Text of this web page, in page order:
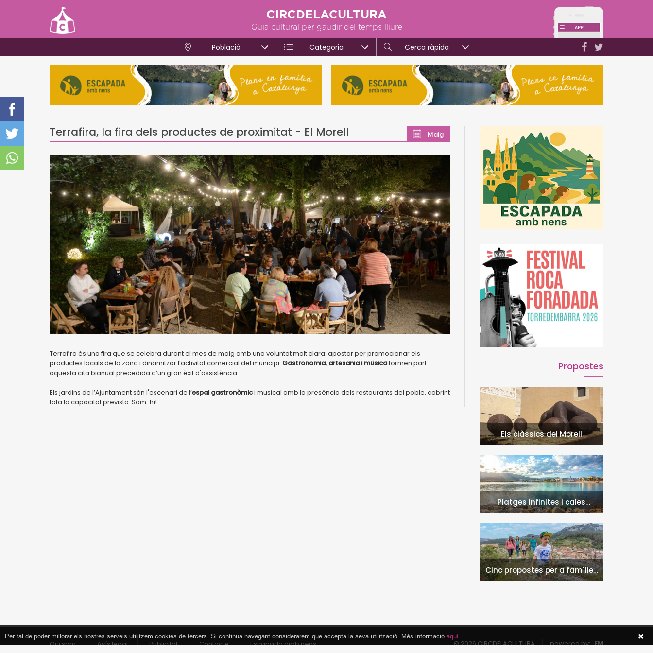
CIRCDELACULTURA
Guia cultural per gaudir del temps lliure
Població Categoria Cerca ràpida
Terrafira, la fira dels productes de proximitat - El Morell Maig
Terrafira és una fira que se celebra durant el mes de maig amb una voluntat molt clara: apostar per promocionar els
productes locals de la zona i dinamitzar l’activitat comercial del municipi. Gastronomia, artesania i músicaformen part
aquesta cita bianual precedida d’un gran èxit d'assistència.
Els jardins de l’Ajuntament són l'escenari de l’espai gastronòmici musical amb la presència dels restaurants del poble, cobrint
tota la capacitat prevista. Som-hi!
Propostes
Els clàssics del Morell
Platges infinites i cales
naturals a l'Hospitalet de
l'Infant i la Vall de Llors
Cinc propostes per a famílies
a l'Hospitalet de l'Infant i la
Qui som Avís legal Publicitat Contacte Escapada amb nens © 2026 CIRCDELACULTURA powered by: EM
Per tal de poder millorar els nostres serveis utilitzem cookies de tercers. Si continua navegant considerarem que accepta la seva utilització. Més informació aquí
Tancar